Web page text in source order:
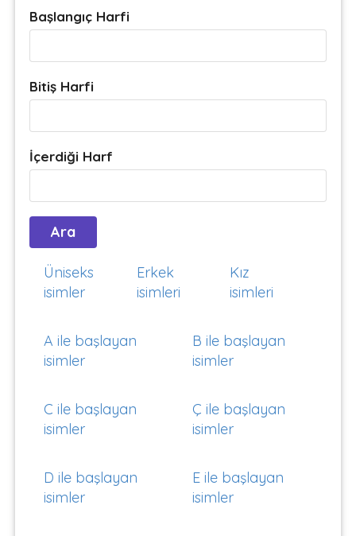
Başlangıç Harfi
Bitiş Harfi
İçerdiği Harf
Üniseks
isimler
Erkek
isimleri
Kız
isimleri
A ile başlayan
isimler
B ile başlayan
isimler
C ile başlayan
isimler
Ç ile başlayan
isimler
D ile başlayan
isimler
E ile başlayan
isimler